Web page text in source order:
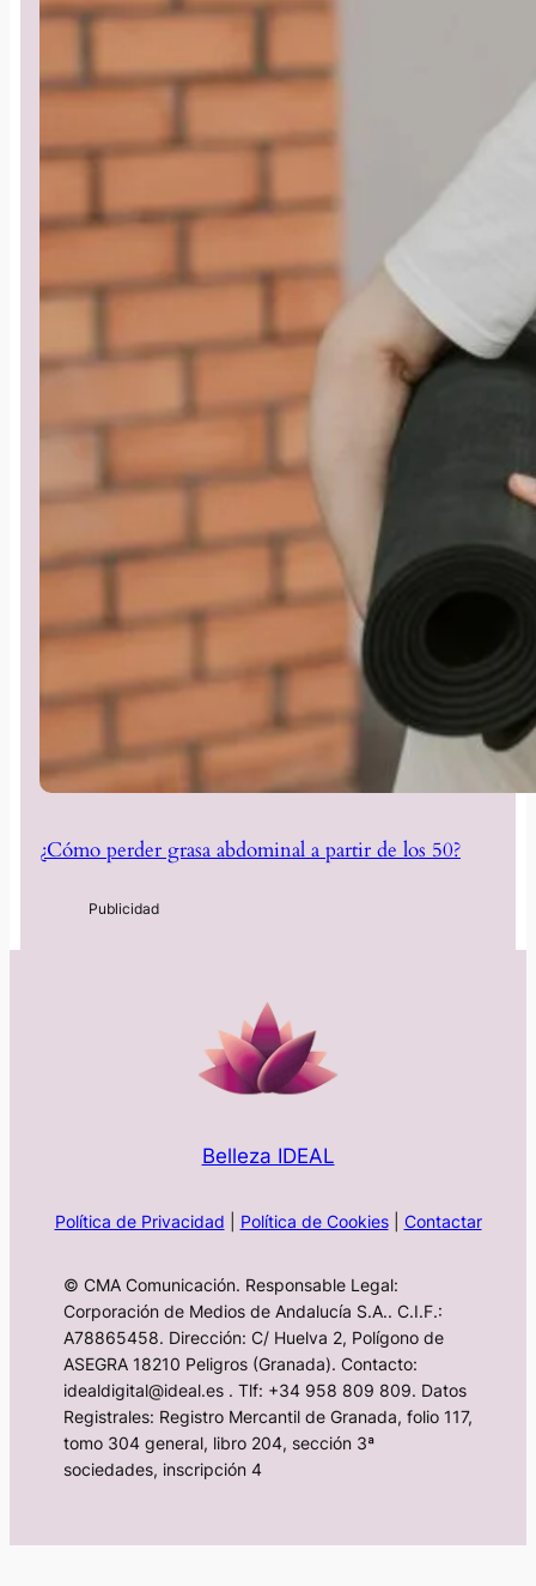
¿Cómo perder grasa abdominal a partir de los 50?
Belleza IDEAL
Política de Privacidad Política de Cookies| Contactar
© CMA Comunicación. Responsable Legal:
Corporación de Medios de Andalucía S.A.. C.I.F.:
A78865458. Dirección: C/ Huelva 2, Polígono de
ASEGRA 18210 Peligros (Granada). Contacto:
idealdigital@ideal.es . Tlf: +34 958 809 809. Datos
Registrales: Registro Mercantil de Granada, folio 117,
tomo 304 general, libro 204, sección 3ª
sociedades, inscripción 4